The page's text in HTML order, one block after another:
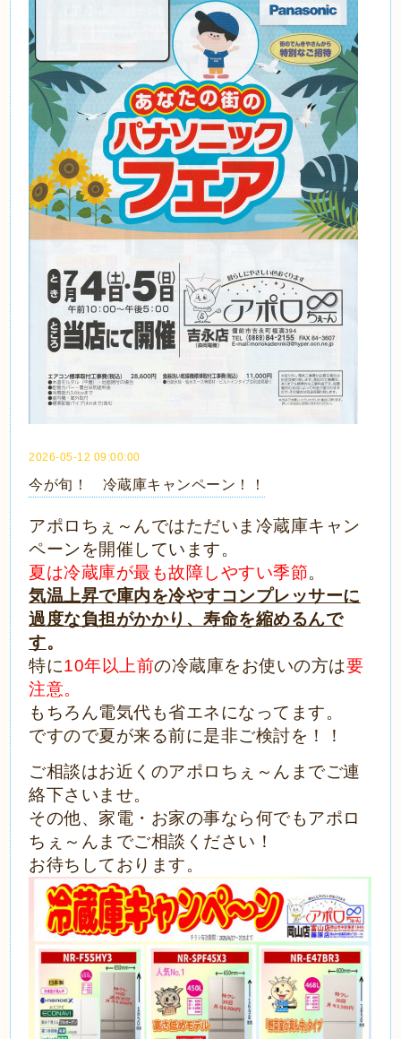
2026-05-12 09:00:00
今が旬！ 冷蔵庫キャンペーン！！
アポロちぇ～んではただいま冷蔵庫キャン
ペーンを開催しています。
夏は冷蔵庫が最も故障しやすい季節。
気温上昇で庫内を冷やすコンプレッサーに
過度な負担がかかり、寿命を縮めるんで
す。
特に10年以上前の冷蔵庫をお使いの方は要
注意。
もちろん電気代も省エネになってます。
ですので夏が来る前に是非ご検討を！！
ご相談はお近くのアポロちぇ～んまでご連
絡下さいませ。
その他、家電・お家の事なら何でもアポロ
ちぇ～んまでご相談ください！
お待ちしております。